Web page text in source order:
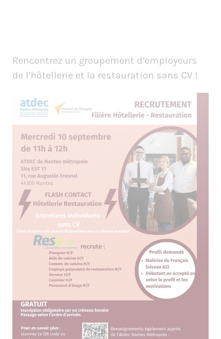
Rencontrez un groupement d’employeurs
de l’hôtellerie et la restauration sans CV !